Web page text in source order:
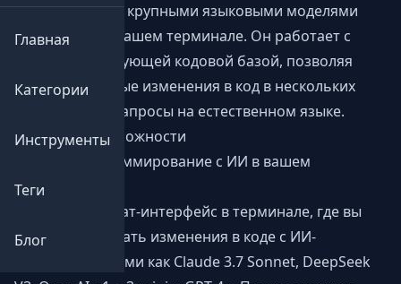
Главная
Категории
Инструменты
Теги
Блог
сотрудничать с крупными языковыми моделями
(LLM) прямо в вашем терминале. Он работает с
вашей существующей кодовой базой, позволяя
вносить сложные изменения в код в нескольких
файлах через запросы на естественном языке.
Основные возможности
Парное программирование с ИИ в вашем
терминале
Aider создаёт чат-интерфейс в терминале, где вы
можете обсуждать изменения в коде с ИИ-
моделями, такими как Claude 3.7 Sonnet, DeepSeek